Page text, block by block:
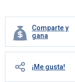
Comparte y
gana
¡Me gusta!